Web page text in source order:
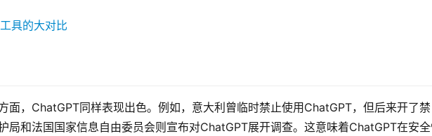
面，ChatGPT同样表现出色。例如，意大利曾临时禁止使用ChatGPT，但后来开了禁
局和法国国家信息自由委员会则宣布对ChatGPT展开调查。这意味着ChatGPT在安